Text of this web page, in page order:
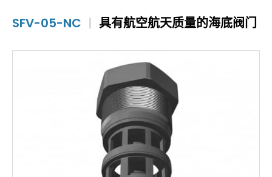
SFV-05-NC | 具有航空航天质量的海底阀门